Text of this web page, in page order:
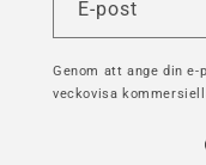
E-post
Genom att ange din
veckovisa